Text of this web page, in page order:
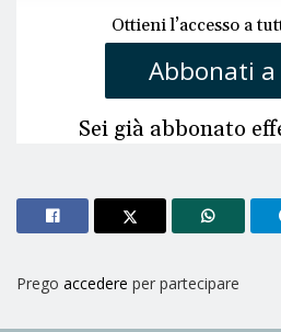
Ottieni l’accesso a
Abbonati
Sei già abbonato
Prego accedere per partecipare